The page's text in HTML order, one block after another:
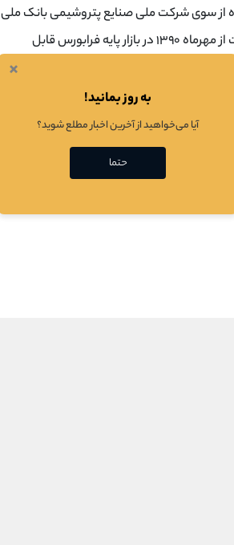
سوی شرکت ملی صنایع پتروشیمی بانک ملی
به عنوان بانک عامل این طرح معرفی شده است. سهام این شرکت از مهرماه ۱۳۹۰ در بازار پایه فرابورس قابل
پروژه از طریق جذب سرمایه گذار خارجی و استفاده
یکی از اصلی ترین الزامات اجرای طرح
×
به روز بمانید!
آیا می‌خواهید از آخرین اخبار مطلع شوید؟
حتما